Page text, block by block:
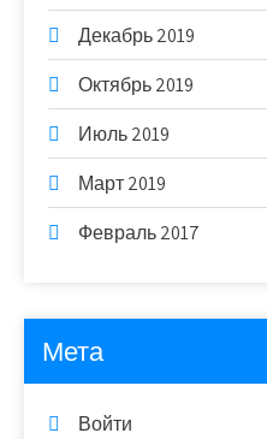
Декабрь 2019
Октябрь 2019
Июль 2019
Март 2019
Февраль 2017
Мета
Войти